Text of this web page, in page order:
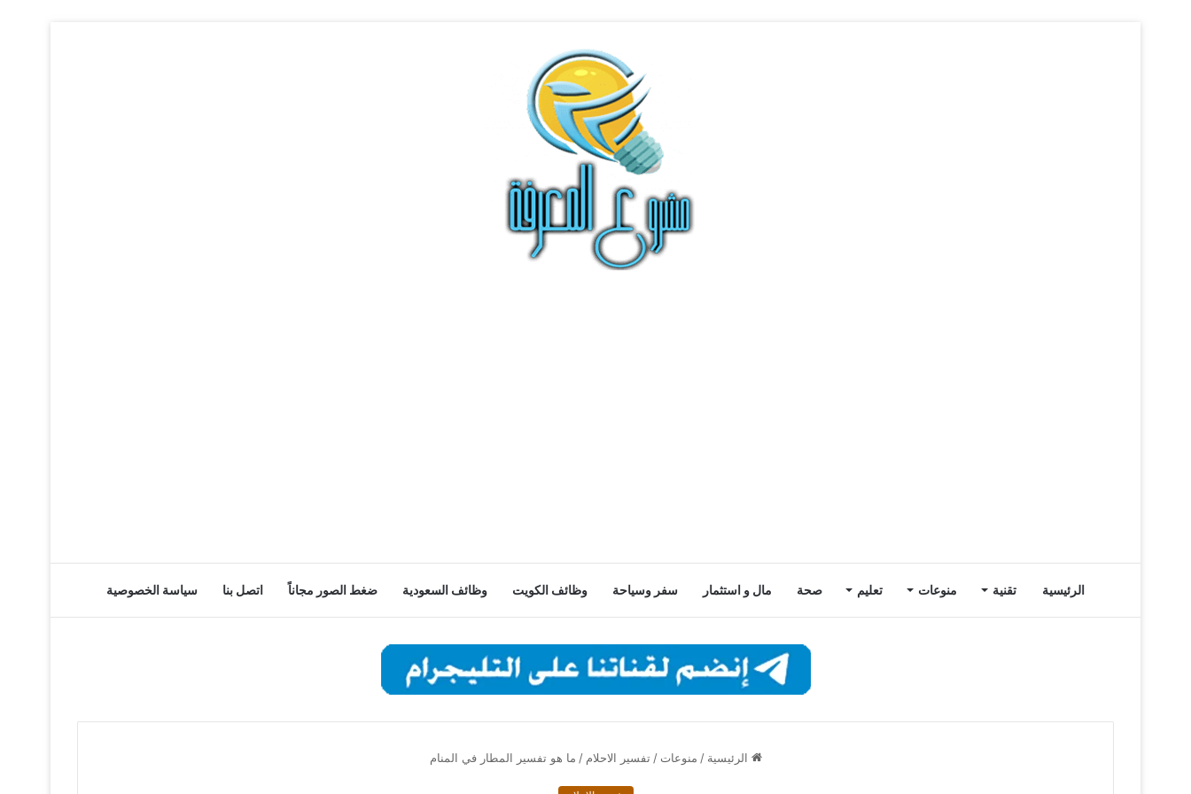
الرئيسية تقنية منوعات تعليم صحة مال و استثمار سفر وسياحة وظائف الكويت وظائف السعودية ضغط الصور مجاناً اتصل بنا سياسة الخصوصية
الرئيسية / منوعات / تفسير الاحلام / ما هو تفسير المطار في المنام